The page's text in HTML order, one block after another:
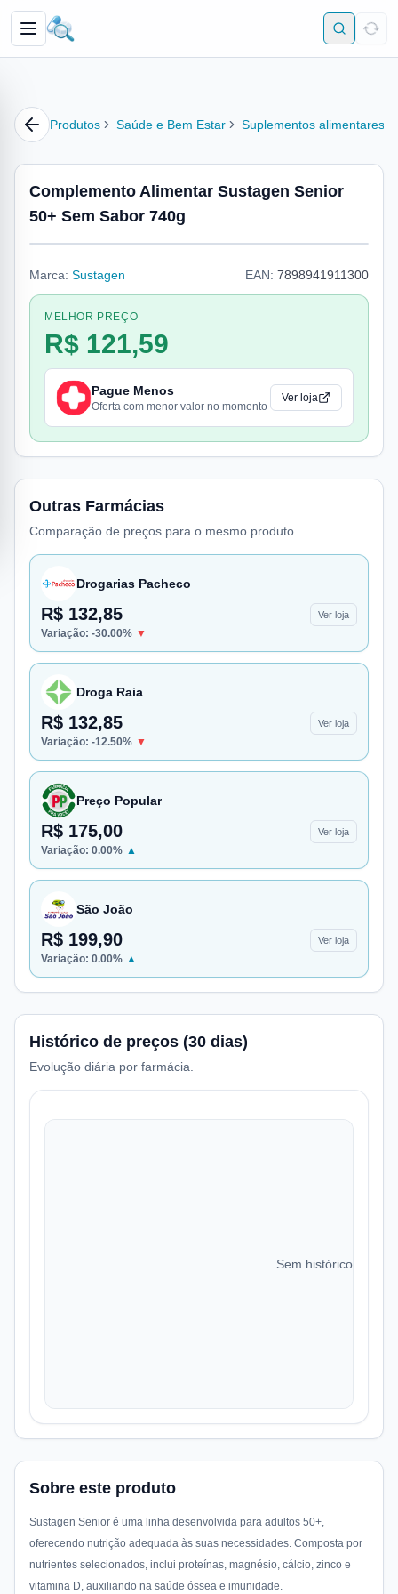
Produtos Saúde e Bem Estar Suplementos alimentares
Complemento Alimentar Sustagen Senior
50+ Sem Sabor 740g
Marca: Sustagen EAN: 7898941911300
MELHOR PREÇO
R$ 121,59
Pague Menos
Oferta com menor valor no momento
Ver loja
Outras Farmácias
Comparação de preços para o mesmo produto.
Drogarias Pacheco
R$ 132,85 Ver loja
Variação: -30.00% ▼
Droga Raia
R$ 132,85 Ver loja
Variação: -12.50% ▼
Preço Popular
R$ 175,00 Ver loja
Variação: 0.00% ▲
São João
R$ 199,90 Ver loja
Variação: 0.00% ▲
Histórico de preços (30 dias)
Evolução diária por farmácia.
Sem histórico de
Sobre este produto
Sustagen Senior é uma linha desenvolvida para adultos 50+,
oferecendo nutrição adequada às suas necessidades. Composta por
nutrientes selecionados, inclui proteínas, magnésio, cálcio, zinco e
vitamina D, auxiliando na saúde óssea e imunidade.